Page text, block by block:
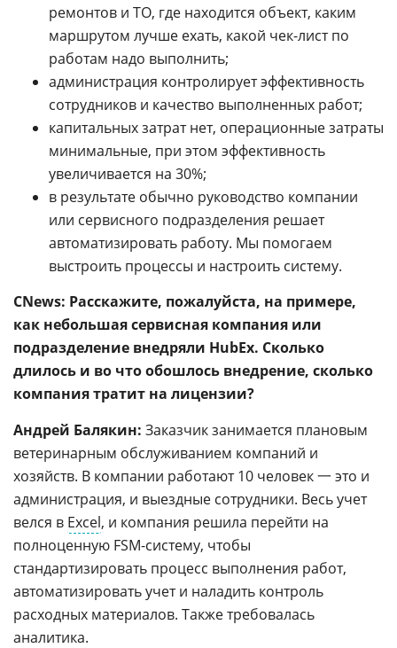
ремонтов и ТО, где находится объект, каким
маршрутом лучше ехать, какой чек-лист по
работам надо выполнить;
администрация контролирует эффективность
сотрудников и качество выполненных работ;
капитальных затрат нет, операционные затраты
минимальные, при этом эффективность
увеличивается на 30%;
в результате обычно руководство компании
или сервисного подразделения решает
автоматизировать работу. Мы помогаем
выстроить процессы и настроить систему.
CNews: Расскажите, пожалуйста, на примере,
как небольшая сервисная компания или
подразделение внедряли HubEx. Сколько
длилось и во что обошлось внедрение, сколько
компания тратит на лицензии?
Андрей Балякин: Заказчик занимается плановым
ветеринарным обслуживанием компаний и
хозяйств. В компании работают 10 человек 一 это и
администрация, и выездные сотрудники. Весь учет
велся в Excel, и компания решила перейти на
полноценную FSM-систему, чтобы
стандартизировать процесс выполнения работ,
автоматизировать учет и наладить контроль
расходных материалов. Также требовалась
аналитика.